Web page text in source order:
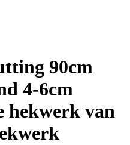
90cm
4-6cm
hekwerk van